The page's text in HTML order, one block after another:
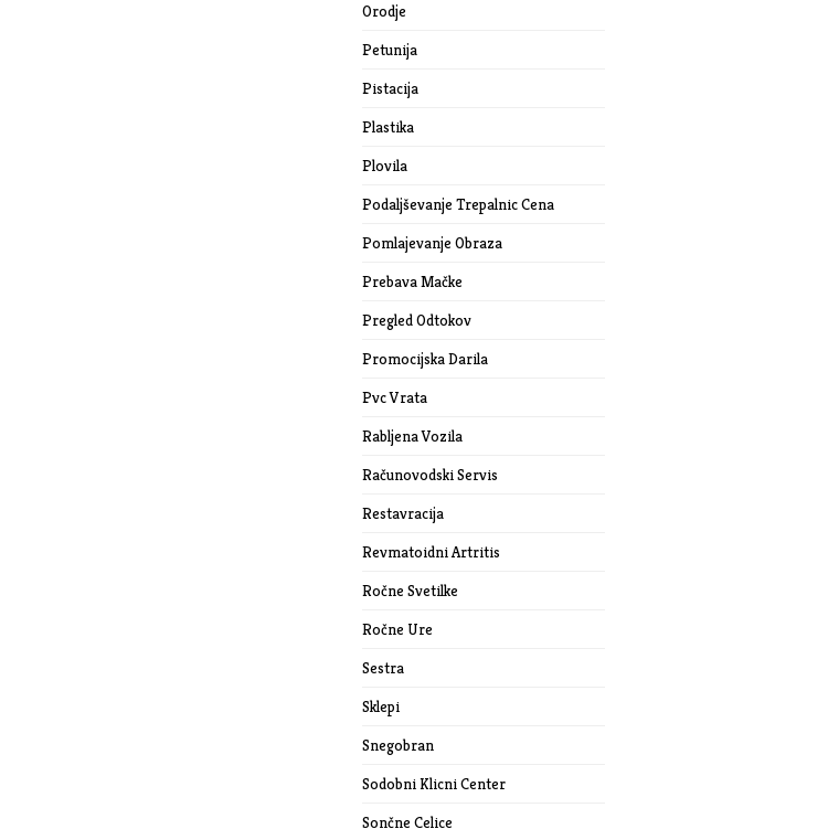
Orodje
Petunija
Pistacija
Plastika
Plovila
Podaljševanje Trepalnic Cena
Pomlajevanje Obraza
Prebava Mačke
Pregled Odtokov
Promocijska Darila
Pvc Vrata
Rabljena Vozila
Računovodski Servis
Restavracija
Revmatoidni Artritis
Ročne Svetilke
Ročne Ure
Sestra
Sklepi
Snegobran
Sodobni Klicni Center
Sončne Celice